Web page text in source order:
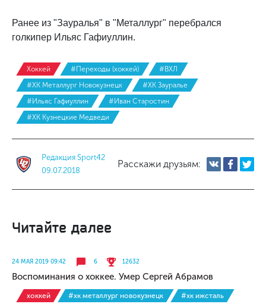
Ранее из "Зауралья" в "Металлург" перебрался
голкипер Ильяс Гафиуллин.
Хоккей #Переходы (хоккей)
#ВХЛ
#ХК Металлург Новокузнецк
#ХК Зауралье
#Ильяс Гафиуллин
#Иван Старостин
#ХК Кузнецкие Медведи
Редакция Sport42
09.07.2018
Расскажи друзьям:
Читайте далее
24 МАЯ 2019 09:42 6 12632
Воспоминания о хоккее. Умер Сергей Абрамов
хоккей #хк металлург новокузнецк
#хк ижсталь